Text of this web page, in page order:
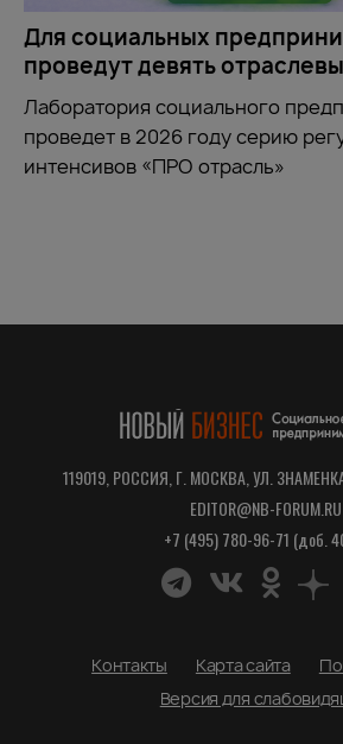
Для социальных
проведут девять
Лаборатория социального
проведет в 2026 году серию
интенсивов «ПРО отрасль»
119019, РОССИЯ, Г. МОСКВА, УЛ.
EDITOR@NB-FORUM.RU
+7 (495) 780-96-71 (доб.
Контакты Карта сайта
Версия для